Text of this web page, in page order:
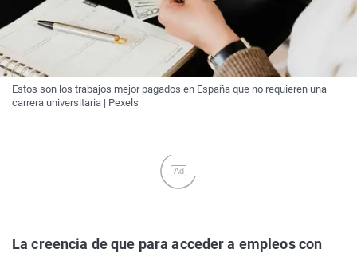
Estos son los trabajos mejor pagados en España que no requieren una
carrera universitaria | Pexels
Ad
La creencia de que para acceder a empleos con